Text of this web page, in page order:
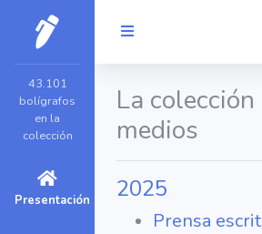
43.101
bolígrafos
en la
colección
Presentación
La
medios
2025
Prensa